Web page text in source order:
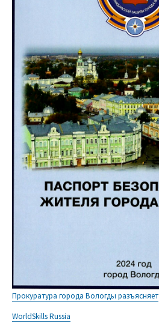
Прокуратура города Вологды разъясняет
WorldSkills Russia